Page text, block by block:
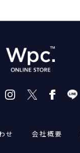
せ 会社概要